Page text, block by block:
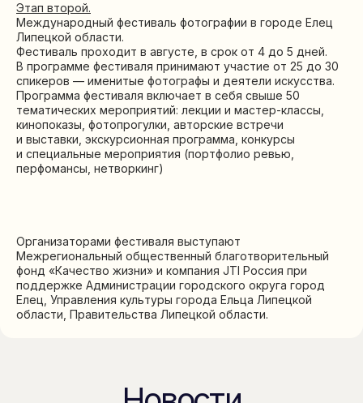
Этап второй.
Международный фестиваль фотографии в городе Елец
Липецкой области.
Фестиваль проходит в августе, в срок от 4 до 5 дней.
В программе фестиваля принимают участие от 25 до 30
спикеров — именитые фотографы и деятели искусства.
Программа фестиваля включает в себя свыше 50
тематических мероприятий: лекции и мастер-классы,
кинопоказы, фотопрогулки, авторские встречи
и выставки, экскурсионная программа, конкурсы
и специальные мероприятия (портфолио ревью,
перфомансы, нетворкинг)
Организаторами фестиваля выступают
Межрегиональный общественный благотворительный
фонд «Качество жизни» и компания JTI Россия при
поддержке Администрации городского округа город
Елец, Управления культуры города Ельца Липецкой
области, Правительства Липецкой области.